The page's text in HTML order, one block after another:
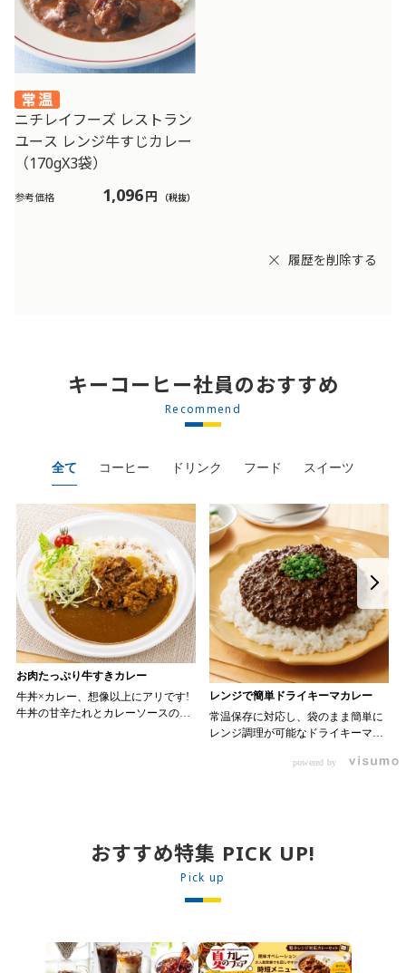
ニチレイフーズ レストラン
ユース レンジ牛すじカレー
（170gX3袋）
参考価格 1,096円 （税抜）
履歴を削除する
キーコーヒー社員のおすすめ
Recommend
全て コーヒー ドリンク フード スイーツ
お肉たっぷり牛すきカレー
牛丼×カレー、想像以上にアリです!
牛丼の甘辛たれとカレーソースのス
丼の素を中央にのせます。 3. 手前
からカレーソースをかけ、サラダを
盛りつけます。 ※牛丼の素のたれを
レンジで簡単ドライキーマカレー
常温保存に対応し、袋のまま簡単に
レンジ調理が可能なドライキーマカ
オリジナルメニューにアレンジも可
powered by
おすすめ特集 PICK UP!
Pick up